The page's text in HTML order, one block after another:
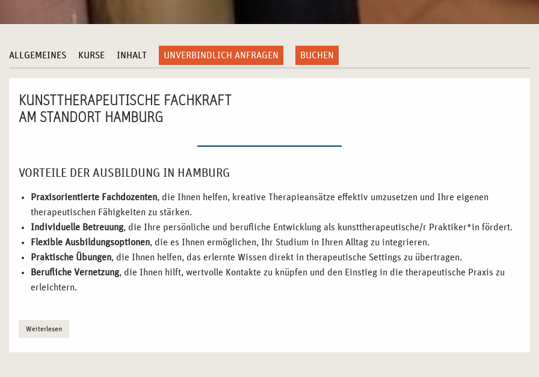
ALLGEMEINES KURSE INHALT UNVERBINDLICH ANFRAGEN BUCHEN
KUNSTTHERAPEUTISCHE FACHKRAFT
AM STANDORT HAMBURG
VORTEILE DER AUSBILDUNG IN HAMBURG
Praxisorientierte Fachdozenten, die Ihnen helfen, kreative Therapieansätze effektiv umzusetzen und Ihre eigenen
therapeutischen Fähigkeiten zu stärken.
Individuelle Betreuung, die Ihre persönliche und berufliche Entwicklung als kunsttherapeutische/r Praktiker*in fördert.
Flexible Ausbildungsoptionen, die es Ihnen ermöglichen, Ihr Studium in Ihren Alltag zu integrieren.
Praktische Übungen, die Ihnen helfen, das erlernte Wissen direkt in therapeutische Settings zu übertragen.
Berufliche Vernetzung, die Ihnen hilft, wertvolle Kontakte zu knüpfen und den Einstieg in die therapeutische Praxis zu
erleichtern.
WARUM HAMBURG IDEAL FÜR IHRE AUSBILDUNG IST
Weiterlesen